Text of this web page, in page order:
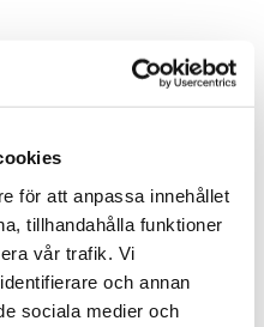
för att anpassa innehållet
tillhandahålla funktioner
vår trafik. Vi
och annan
sociala medier och
till i favoriter